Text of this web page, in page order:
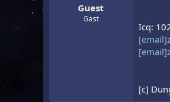
Guest
Gast
Icq:
[c]